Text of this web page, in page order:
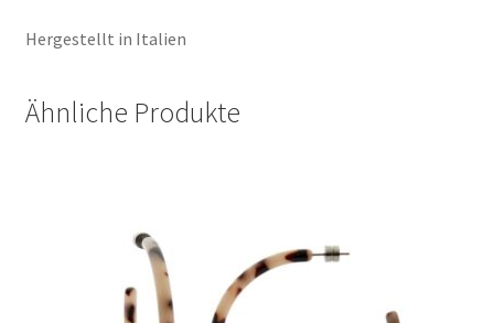
Hergestellt in Italien
Ähnliche Produkte